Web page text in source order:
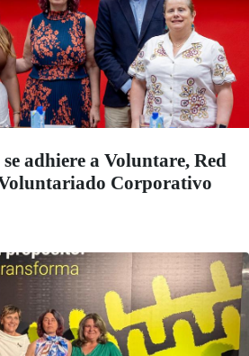
adhiere a Voluntare, Red
Corporativo